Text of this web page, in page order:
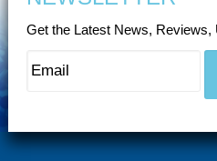
Get the Latest News,